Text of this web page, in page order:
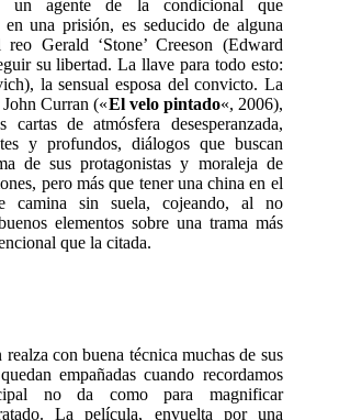
un agente de la condicional que
en una prisión, es seducido de alguna
Gerald ‘Stone’ Creeson (Edward
su libertad. La llave para todo esto:
la sensual esposa del convicto. La
Curran («El velo pintado«, 2006),
de atmósfera desesperanzada,
y profundos, diálogos que buscan
de sus protagonistas y moraleja de
pero más que tener una china en el
camina sin suela, cojeando, al no
elementos sobre una trama más
que la citada.
con buena técnica muchas de sus
empañadas cuando recordamos
no da como para magnificar
La película, envuelta por una